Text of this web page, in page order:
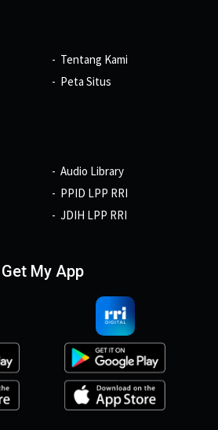
Tentang Kami
Peta Situs
Audio Library
PPID LPP RRI
JDIH LPP RRI
Get My App